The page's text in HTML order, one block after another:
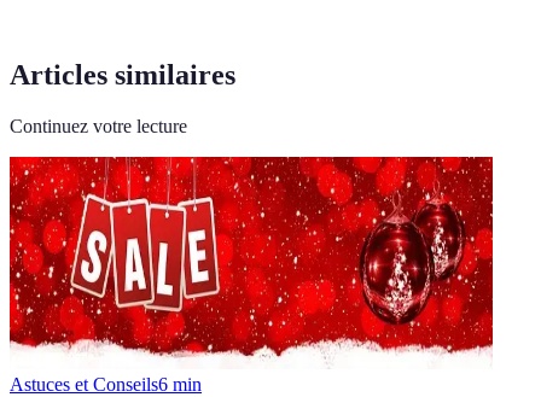
Articles similaires
Continuez votre lecture
Astuces et Conseils6 min